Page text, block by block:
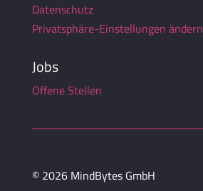
Datenschutz
Privatsphäre-Einstellungen ändern
Jobs
Offene Stellen
© 2026 MindBytes GmbH